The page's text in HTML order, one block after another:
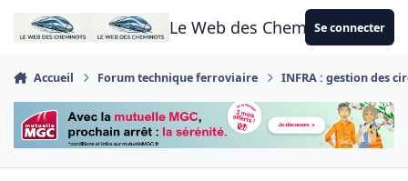
Aller au contenu
Le Web des CheminotsSe connecter
Accueil Forum technique ferroviaire INFRA : gestion des